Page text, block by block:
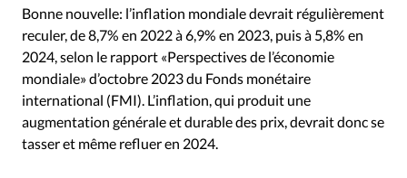
Devise:CHF
RUBRIQUES
Tous les articles
Actualité chrétienne
Actualité internationale
Chronique
Culture
Dossier
Eglises Foi Génération réveil
Monde
Bonne nouvelle: l’inflation mondiale devrait régulièrement
reculer, de 8,7% en 2022 à 6,9% en 2023, puis à 5,8% en
2024, selon le rapport «Perspectives de l’économie
mondiale» d’octobre 2023 du Fonds monétaire
international (FMI). L’inflation, qui produit une
augmentation générale et durable des prix, devrait donc se
tasser et même refluer en 2024.